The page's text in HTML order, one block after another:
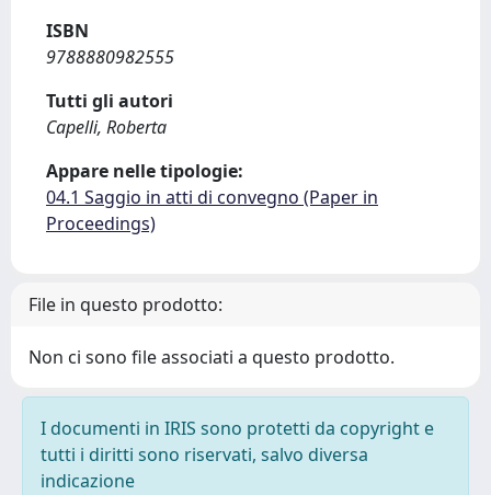
ISBN
9788880982555
Tutti gli autori
Capelli, Roberta
Appare nelle tipologie:
04.1 Saggio in atti di convegno (Paper in
Proceedings)
File in questo prodotto:
Non ci sono file associati a questo prodotto.
I documenti in IRIS sono protetti da copyright e
tutti i diritti sono riservati, salvo diversa
indicazione